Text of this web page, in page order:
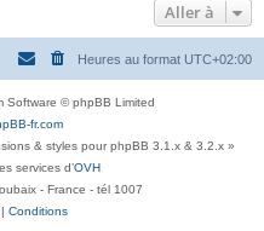
Aller à
Heures au format UTC+02:00
Software © phpBB Limited
fr.com
& styles pour phpBB 3.1.x & 3.2.x »
services d’OVH
- France - tél 1007
| Conditions